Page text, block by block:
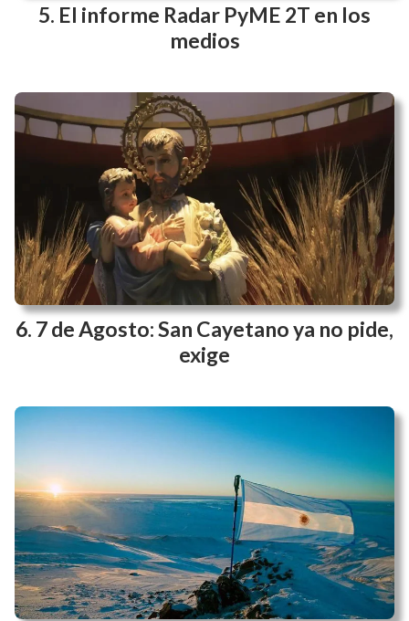
El informe Radar PyME 2T en los
medios
7 de Agosto: San Cayetano ya no pide,
exige